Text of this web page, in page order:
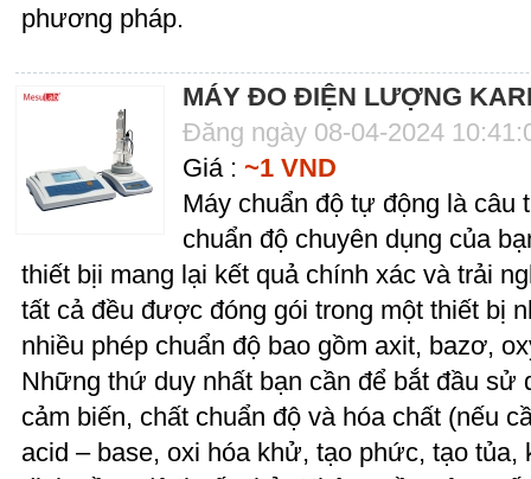
phương pháp.
MÁY ĐO ĐIỆN LƯỢNG
Đăng ngày 08-04-2024
Giá : ~1 VND
Máy chuẩn độ tự động là câu
chuẩn độ chuyên dụng của
thiết bịi mang lại kết quả chính xác và trải
tất cả đều được đóng gói trong một thiết bị
nhiều phép chuẩn độ bao gồm axit, bazơ,
Những thứ duy nhất bạn cần để bắt đầu sử
cảm biến, chất chuẩn độ và hóa chất (nếu
acid – base, oxi hóa khử, tạo phức, tạo